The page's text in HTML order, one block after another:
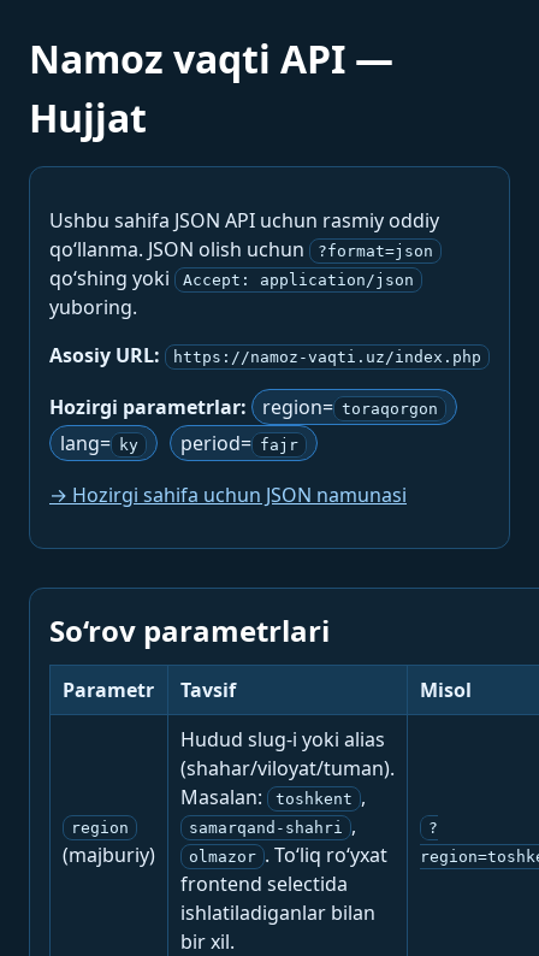
Namoz vaqti API —
Hujjat
Ushbu sahifa JSON API uchun rasmiy oddiy
qo‘llanma. JSON olish uchun
?format=json
qo‘shing yoki Accept: application/json
yuboring.
Asosiy URL:
https://namoz-vaqti.uz/index.php
Hozirgi parametrlar: region= toraqorgon
lang= ky period= fajr
→ Hozirgi sahifa uchun JSON namunasi
So‘rov parametrlari
Parametr Tavsif Misol
region
(majburiy)
Hudud slug-i yoki alias
(shahar/viloyat/tuman).
Masalan:
toshkent ,
samarqand-shahri ,
olmazor . To‘liq ro‘yxat
frontend selectida
ishlatiladiganlar bilan
bir xil.
?